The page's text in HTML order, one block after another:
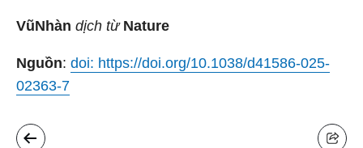
VũNhàn dịch từNature
Nguồn: doi: https://doi.org/10.1038/d41586-025-
02363-7